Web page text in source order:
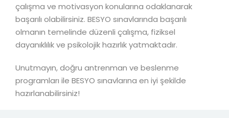
çalışma ve motivasyon konularına odaklanarak
başarılı olabilirsiniz. BESYO sınavlarında başarılı
olmanın temelinde düzenli çalışma, fiziksel
dayanıklılık ve psikolojik hazırlık yatmaktadır.
Unutmayın, doğru antrenman ve beslenme
programları ile BESYO sınavlarına en iyi şekilde
hazırlanabilirsiniz!